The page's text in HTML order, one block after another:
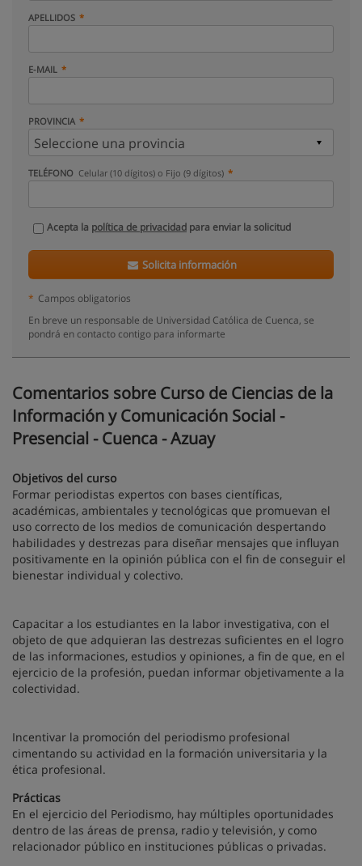
APELLIDOS
E-MAIL
PROVINCIA
TELÉFONO Celular (10 dígitos) o Fijo (9 dígitos)
Acepta la política de privacidad para enviar la solicitud
Solicita información
* Campos obligatorios
En breve un responsable de Universidad Católica de Cuenca, se
pondrá en contacto contigo para informarte
Comentarios sobre Curso de Ciencias de la
Información y Comunicación Social -
Presencial - Cuenca - Azuay
Objetivos del curso
Formar periodistas expertos con bases científicas,
académicas, ambientales y tecnológicas que promuevan el
uso correcto de los medios de comunicación despertando
habilidades y destrezas para diseñar mensajes que influyan
positivamente en la opinión pública con el fin de conseguir el
bienestar individual y colectivo.
Capacitar a los estudiantes en la labor investigativa, con el
objeto de que adquieran las destrezas suficientes en el logro
de las informaciones, estudios y opiniones, a fin de que, en el
ejercicio de la profesión, puedan informar objetivamente a la
colectividad.
Incentivar la promoción del periodismo profesional
cimentando su actividad en la formación universitaria y la
ética profesional.
Prácticas
En el ejercicio del Periodismo, hay múltiples oportunidades
dentro de las áreas de prensa, radio y televisión, y como
relacionador público en instituciones públicas o privadas.